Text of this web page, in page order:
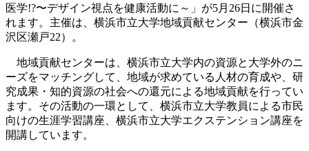
医学!?〜デザイン視点を健康活動に～」が5月26日に開催さ
れます。 主催は、横浜市立大学地域貢献センター（横浜市金
沢区瀬戸22）。
地域貢献センターは、横浜市立大学内の資源と大学外のニ
ーズをマッチングして、地域が求めている人材の育成や、研
究成果・知的資源の社会への還元による地域貢献を行ってい
ます。 その活動の一環として、横浜市立大学教員による市民
向けの生涯学習講座、横浜市立大学エクステンション講座を
開講しています。